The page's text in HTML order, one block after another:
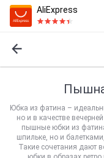
AliExpress
Юбка из фатина –
но и в качестве
пышные юбки из
шпильке, но и
Такие сочетания дают